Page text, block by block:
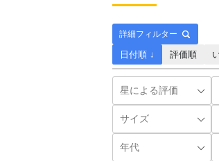
詳細フィルター
日付順 ↓ 評価順